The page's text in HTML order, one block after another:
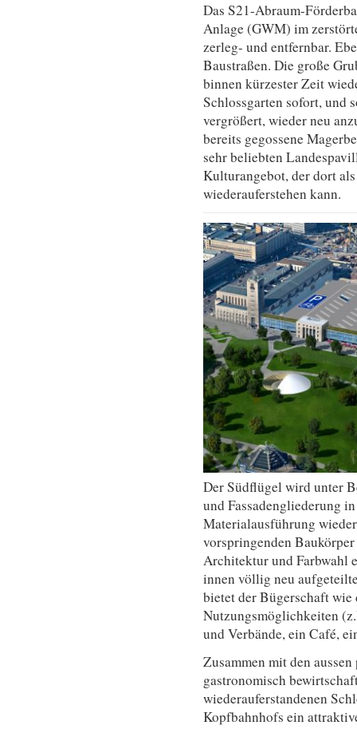
Das S21-Abraum-
Anlage (GWM) im
zerleg- und entfernbar.
Baustraßen. Die große
binnen kürzester Zeit
Schlossgarten sofort, und
vergrößert, wieder neu
bereits gegossene
sehr beliebten
Kulturangebot, der dort
wiederauferstehen kann.
Der Südflügel wird unter
und Fassadengliederung
Materialausführung
vorspringenden
Architektur und Farbwahl
innen völlig neu
bietet der Bügerschaft
Nutzungsmöglichkeiten
und Verbände, ein Café,
Zusammen mit den
gastronomisch
wiederauferstandenen
Kopfbahnhofs ein